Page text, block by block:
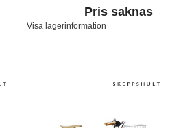
Pris saknas
Visa lagerinformation